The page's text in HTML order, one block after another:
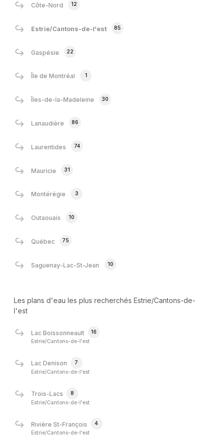
Côte-Nord 12
Estrie/Cantons-de-l'est 85
Gaspésie 22
Île de Montréal 1
Îles-de-la-Madeleine 30
Lanaudière 86
Laurentides 74
Mauricie 31
Montérégie 3
Outaouais 10
Québec 75
Saguenay-Lac-St-Jean 10
Les plans d'eau les plus recherchés Estrie/Cantons-de-
l'est
Lac Boissonneault
16
Estrie/Cantons-de-l'est
Lac Denison
7
Estrie/Cantons-de-l'est
Trois-Lacs
8
Estrie/Cantons-de-l'est
Rivière St-François
4
Estrie/Cantons-de-l'est